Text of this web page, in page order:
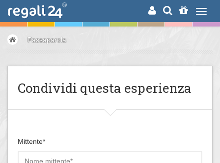
RICERCA
Passaparola
Condividi questa esperienza
Mittente*